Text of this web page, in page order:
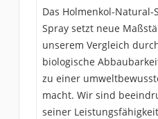
Das Holmenkol-Natural-
Spray setzt neue
unserem Vergleich
biologische
zu einer
macht. Wir sind
seiner